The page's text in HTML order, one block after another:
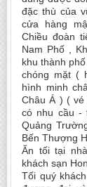
đặc thù của
cửa hàng
Chiều đoàn
Nam Phố ,
khu thành
chóng mặt (
hình minh
Châu Á ) (
có nhu cầu -
Quảng
Bến Thượng
Ăn tối tại
khách sạn
Tối quý